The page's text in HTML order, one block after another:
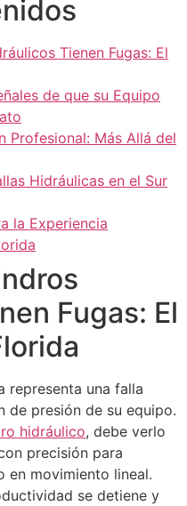
Tienen Fugas: El
de que su Equipo
Profesional: Más Allá del
Hidráulicas en el Sur
la Experiencia
Fugas: El
representa una falla
de presión de su equipo.
hidráulico, debe verlo
precisión para
movimiento lineal.
se detiene y